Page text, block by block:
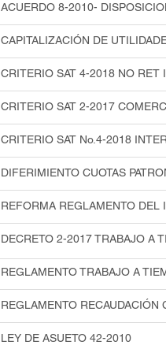
ACUERDO 8-2010-
CAPITALIZACIÓN DE
CRITERIO SAT 4-2018 NO RET
CRITERIO SAT 2-2017
CRITERIO SAT No.4-2018
DIFERIMIENTO CUOTAS
REFORMA REGLAMENTO DEL
DECRETO 2-2017 TRABAJO A
REGLAMENTO TRABAJO A
REGLAMENTO RECAUDACIÓN
LEY DE ASUETO 42-2010